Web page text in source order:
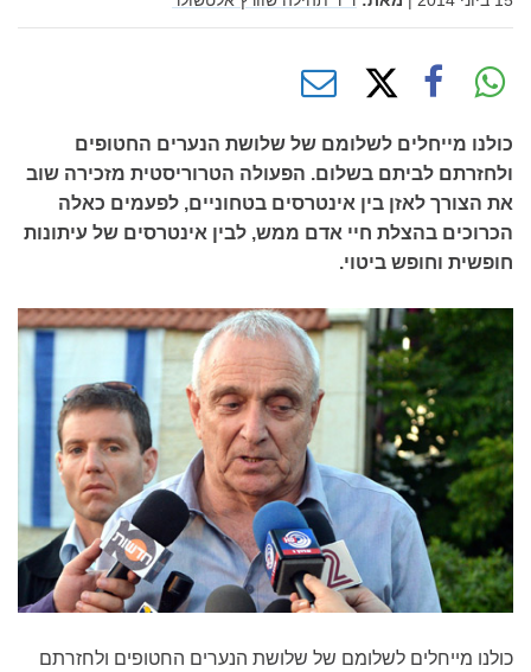
כולנו מייחלים לשלומם של שלושת הנערים החטופים
ולחזרתם לביתם בשלום. הפעולה הטרוריסטית מזכירה שוב
את הצורך לאזן בין אינטרסים בטחוניים, לפעמים כאלה
הכרוכים בהצלת חיי אדם ממש, לבין אינטרסים של עיתונות
חופשית וחופש ביטוי.
כולנו מייחלים לשלומם של שלושת הנערים החטופים ולחזרתם